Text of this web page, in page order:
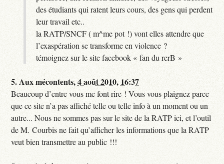
des étudiants qui ratent leurs cours, des gens qui perdent
leur travail etc..
la RATP/SNCF ( m^me pot !) vont elles attendre que
l’exaspération se transforme en violence ?
témoignez sur le site facebook « fan du rerB »
5.Aux mécontents,4 août 2010, 16:37
Beaucoup d’entre vous me font rire ! Vous vous plaignez parce
que ce site n’a pas affiché telle ou telle info à un moment ou un
autre... Nous ne sommes pas sur le site de la RATP ici, et l’outil
de M. Courbis ne fait qu’afficher les informations que la RATP
veut bien transmettre au public !!!